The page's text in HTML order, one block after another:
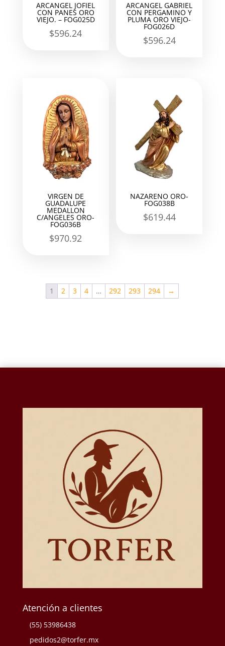
ARCANGEL JOFIEL
CON PANES ORO
VIEJO. – FOG025D
$596.24
ARCANGEL GABRIEL
CON PERGAMINO Y
PLUMA ORO VIEJO-
FOG026D
$596.24
VIRGEN DE
GUADALUPE
MEDALLON
C/ANGELES ORO-
FOG036B
$970.92
NAZARENO ORO-
FOG038B
$619.44
1 2 3 4 … 292 293 294 →
Atención a clientes
(55) 53986438
pedidos2@torfer.mx